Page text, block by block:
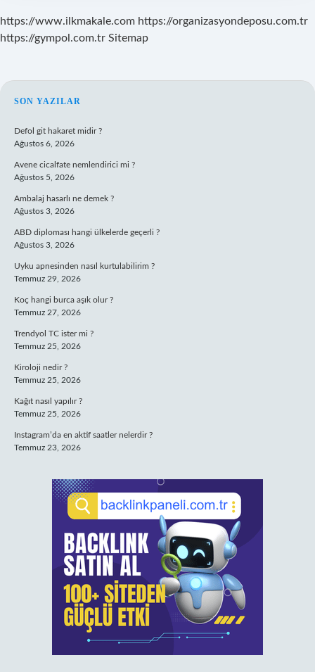
https://www.ilkmakale.com https://organizasyondeposu.com.tr
https://gympol.com.tr Sitemap
SIDEBAR
SON YAZILAR
Defol git hakaret midir ?
Ağustos 6, 2026
Avene cicalfate nemlendirici mi ?
Ağustos 5, 2026
Ambalaj hasarlı ne demek ?
Ağustos 3, 2026
ABD diploması hangi ülkelerde geçerli ?
Ağustos 3, 2026
Uyku apnesinden nasıl kurtulabilirim ?
Temmuz 29, 2026
Koç hangi burca aşık olur ?
Temmuz 27, 2026
Trendyol TC ister mi ?
Temmuz 25, 2026
Kiroloji nedir ?
Temmuz 25, 2026
Kağıt nasıl yapılır ?
Temmuz 25, 2026
Instagram’da en aktif saatler nelerdir ?
Temmuz 23, 2026